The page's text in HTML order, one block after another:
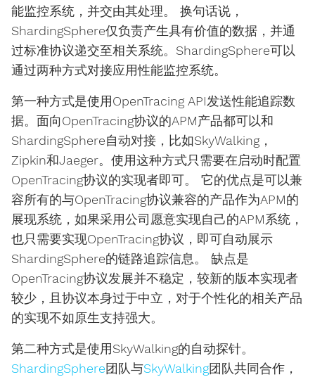
能监控系统，并交由其处理。 换句话说，
ShardingSphere仅负责产生具有价值的数据，并通
过标准协议递交至相关系统。ShardingSphere可以
通过两种方式对接应用性能监控系统。
第一种方式是使用OpenTracing API发送性能追踪数
据。面向OpenTracing协议的APM产品都可以和
ShardingSphere自动对接，比如SkyWalking，
Zipkin和Jaeger。使用这种方式只需要在启动时配置
OpenTracing协议的实现者即可。 它的优点是可以兼
容所有的与OpenTracing协议兼容的产品作为APM的
展现系统，如果采用公司愿意实现自己的APM系统，
也只需要实现OpenTracing协议，即可自动展示
ShardingSphere的链路追踪信息。 缺点是
OpenTracing协议发展并不稳定，较新的版本实现者
较少，且协议本身过于中立，对于个性化的相关产品
的实现不如原生支持强大。
第二种方式是使用SkyWalking的自动探针。
ShardingSphere团队与SkyWalking团队共同合作，